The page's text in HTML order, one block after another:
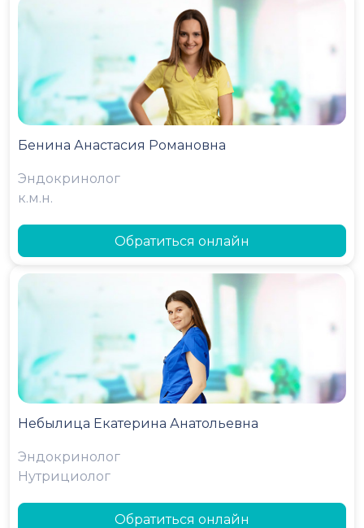
Бенина Анастасия Романовна
Эндокринолог
к.м.н.
Обратиться онлайн
Небылица Екатерина Анатольевна
Эндокринолог
Нутрициолог
Обратиться онлайн